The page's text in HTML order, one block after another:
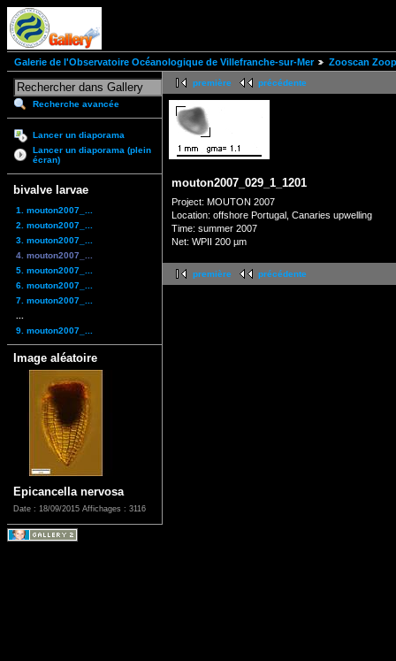
Galerie de l'Observatoire Océanologique de Villefranche-sur-Mer Zooscan
Recherche avancée
Lancer un diaporama
Lancer un diaporama (plein
écran)
bivalve larvae
1. mouton2007_...
2. mouton2007_...
3. mouton2007_...
4. mouton2007_...
5. mouton2007_...
6. mouton2007_...
7. mouton2007_...
9. mouton2007_...
Image aléatoire
Epicancella nervosa
Date : 18/09/2015 Affichages : 3116
première précédente
mouton2007_029_1_1201
Project: MOUTON 2007
Location: offshore Portugal, Canaries upwelling
Time: summer 2007
Net: WPII 200 µm
première précédente